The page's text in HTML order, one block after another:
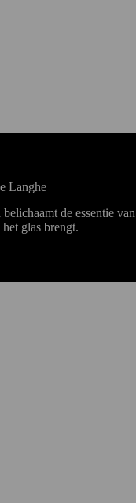
Langhe
belichaamt de essentie
glas brengt.